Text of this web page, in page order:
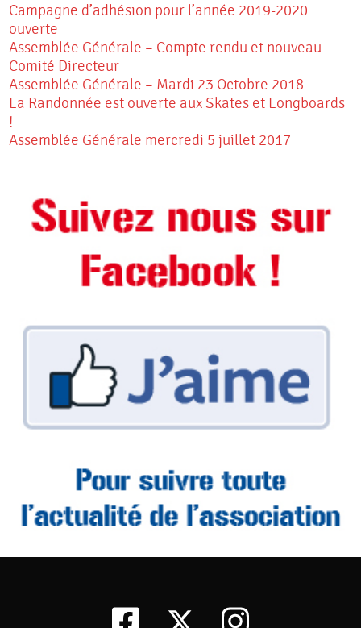
Campagne d’adhésion pour l’année 2019-2020
ouverte
Assemblée Générale – Compte rendu et nouveau
Comité Directeur
Assemblée Générale – Mardi 23 Octobre 2018
La Randonnée est ouverte aux Skates et Longboards
!
Assemblée Générale mercredi 5 juillet 2017